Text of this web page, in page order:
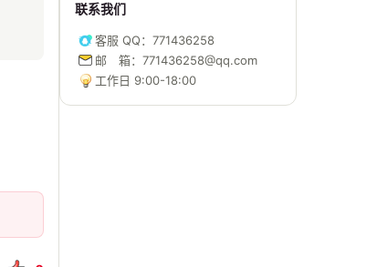
联系我们
客服 QQ：771436258
邮 箱：771436258@qq.com
工作日 9:00-18:00